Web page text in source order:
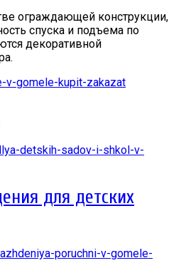
ограждающей конструкции,
спуска и подъема по
декоративной
для детских